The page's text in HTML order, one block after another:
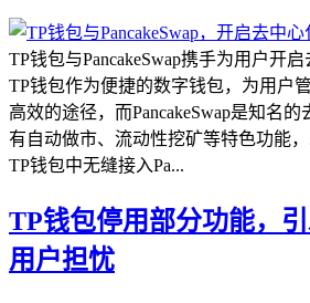
TP钱包与PancakeSwap携手为用户开
TP钱包作为便捷的数字钱包，为用户
高效的途径，而PancakeSwap是知名
有自动做市、流动性挖矿等特色功能
TP钱包中无缝接入Pa...
TP钱包停用部分功能，
用户担忧